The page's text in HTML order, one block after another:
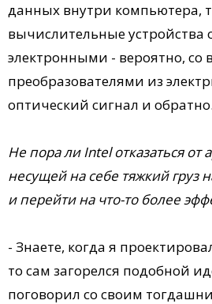
данных внутри компьютера,
вычислительные устройства
электронными - вероятно, со
преобразователями из
оптический сигнал и обратно.
Не пора ли Intel отказаться от
несущей на себе тяжкий груз
и перейти на что-то более
- Знаете, когда я
то сам загорелся подобной
поговорил со своим